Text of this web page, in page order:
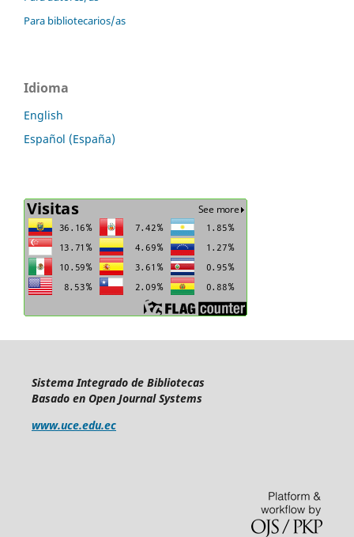
Para bibliotecarios/as
Idioma
English
Español (España)
Sistema Integrado de Bibliotecas
Basado en Open Journal Systems
www.uce.edu.ec